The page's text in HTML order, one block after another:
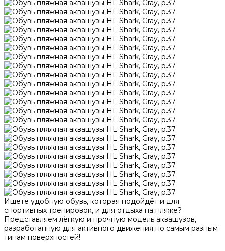
Ищете удобную обувь, которая подойдёт и для
спортивных тренировок, и для отдыха на пляже?
Представляем лёгкую и прочную модель аквашузов,
разработанную для активного движения по самым разным
типам поверхностей!